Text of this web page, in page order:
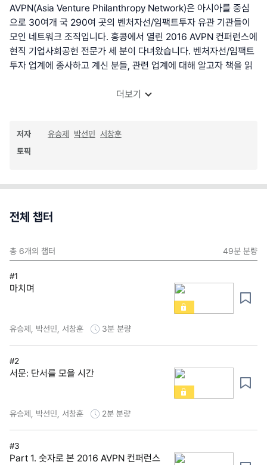
AVPN(Asia Venture Philanthropy Network)은 아시아를 중심
으로 30여개 국 290여 곳의 벤처자선/임팩트투자 유관 기관들이
모인 네트워크 조직입니다. 홍콩에서 열린 2016 AVPN 컨퍼런스에
현직 기업사회공헌 전문가 세 분이 다녀왔습니다. 벤처자선/임팩트
투자 업계에 종사하고 계신 분들, 관련 업계에 대해 알고자 책을 읽
더보기
저자 유승제 박선민 서창훈
토픽
전체 챕터
총 6개의 챕터 49분 분량
#1
마치며
유승제, 박선민, 서창훈 3분 분량
#2
서문: 단서를 모을 시간
유승제, 박선민, 서창훈 2분 분량
#3
Part 1. 숫자로 본 2016 AVPN 컨퍼런스